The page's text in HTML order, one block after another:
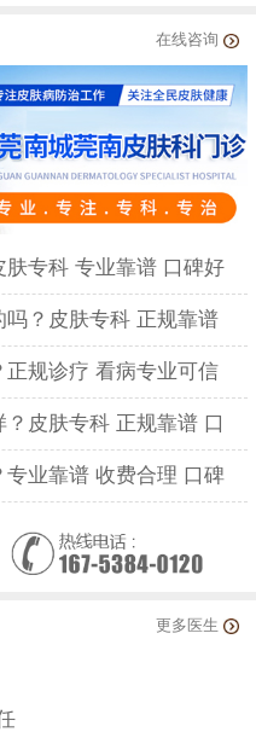
在线咨询
专科 专业靠谱 口碑好
？皮肤专科 正规靠谱
规诊疗 看病专业可信
皮肤专科 正规靠谱 口
业靠谱 收费合理 口碑
更多医生